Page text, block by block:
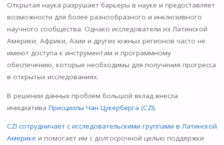
n
o
kl
as
s
ni
ki
Открытая наука разрушает барьеры в науке и предоставляет
возможности для более разнообразного и инклюзивного
научного сообщества. Однако исследователи из Латинской
Америки, Африки, Азии и других южных регионов часто не
имеют доступа к инструментам и программному
обеспечению, которые необходимы для получения прогресса
в открытых исследованиях.
В решении данных проблем большой вклад внесла
инициатива Присциллы Чан Цукерберга (CZI).
CZI сотрудничает с исследовательскими группами в Латинской
Америке и помогает им с долгосрочной целью поддержки